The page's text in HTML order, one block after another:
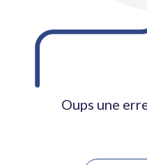
Oups une